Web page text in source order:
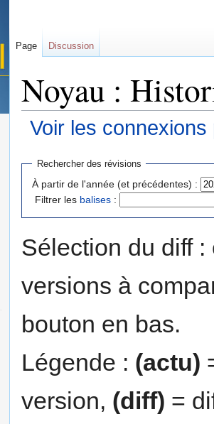
Noyau :
Voir les
Rechercher des révisions
À partir de l'année (et précédentes) :
Filtrer les balises :
Sélection du diff
versions à
bouton en bas.
Légende : (actu)
version, (diff) =
Page Discussion